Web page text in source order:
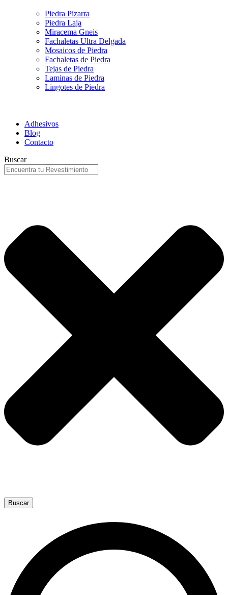
Piedra Pizarra
Piedra Laja
Miracema Gneis
Fachaletas Ultra Delgada
Mosaicos de Piedra
Fachaletas de Piedra
Tejas de Piedra
Laminas de Piedra
Lingotes de Piedra
Adhesivos
Blog
Contacto
Buscar
Buscar